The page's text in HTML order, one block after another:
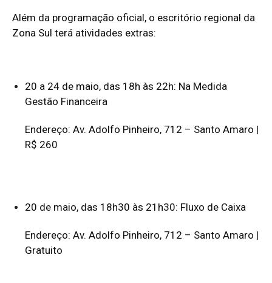
Além da programação oficial, o escritório regional da
Zona Sul terá atividades extras:
20 a 24 de maio, das 18h às 22h: Na Medida
Gestão Financeira
Endereço: Av. Adolfo Pinheiro, 712 – Santo Amaro |
R$ 260
20 de maio, das 18h30 às 21h30: Fluxo de Caixa
Endereço: Av. Adolfo Pinheiro, 712 – Santo Amaro |
Gratuito